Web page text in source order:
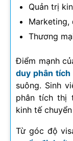
Quản trị
Marketing,
Thương
Điểm mạnh
duy phân
suông. Sinh
phân tích thị
kinh tế
Từ góc độ